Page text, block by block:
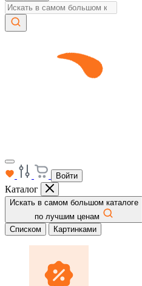
Войти
Каталог
Искать в самом большом каталоге
по лучшим ценам
Списком
Картинками